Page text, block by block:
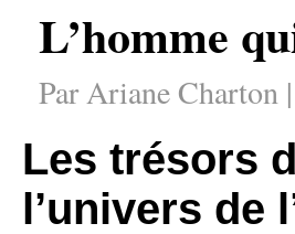
L’homme
Par Ariane Charton
Les trésors
l’univers de